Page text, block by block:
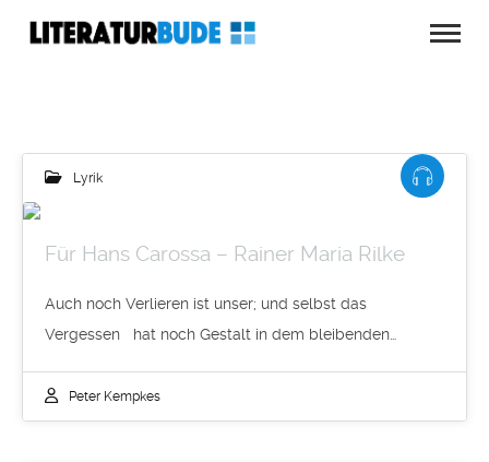
Lyrik
Für Hans Carossa – Rainer Maria Rilke
Auch noch Verlieren ist unser; und selbst das
Vergessen hat noch Gestalt in dem bleibenden…
Peter Kempkes